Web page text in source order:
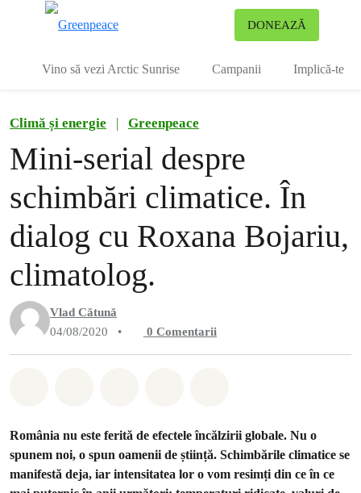
DONEAZĂ
Vino să vezi Arctic Sunrise Campanii Implică-te
Climă și energie | Greenpeace
Mini-serial despre
schimbări climatice. În
dialog cu Roxana Bojariu,
climatolog.
Vlad Cătună
04/08/2020
• 0 Comentarii
România nu este ferită de efectele încălzirii globale. Nu o
spunem noi, o spun oamenii de știință. Schimbările climatice se
manifestă deja, iar intensitatea lor o vom resimți din ce în ce